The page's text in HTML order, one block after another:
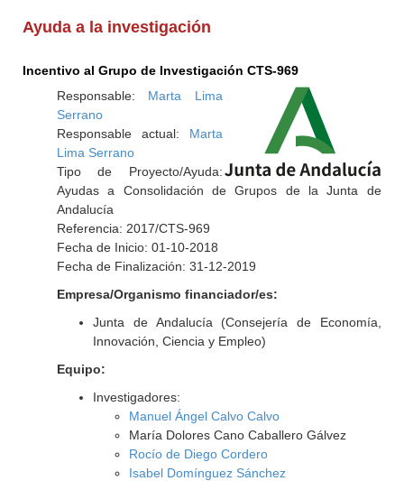
Ayuda a la investigación
Incentivo al Grupo de Investigación CTS-969
Responsable: Marta Lima
Serrano
Responsable actual: Marta
Lima Serrano
Tipo de Proyecto/Ayuda:
Ayudas a Consolidación de Grupos de la Junta de
Andalucía
Referencia: 2017/CTS-969
Fecha de Inicio: 01-10-2018
Fecha de Finalización: 31-12-2019
Empresa/Organismo financiador/es:
Junta de Andalucía (Consejería de Economía,
Innovación, Ciencia y Empleo)
Equipo:
Investigadores:
Manuel Ángel Calvo Calvo
María Dolores Cano Caballero Gálvez
Rocío de Diego Cordero
Isabel Domínguez Sánchez